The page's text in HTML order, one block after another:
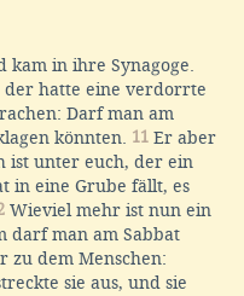
in ihre Synagoge.
der hatte eine verdorrte
Darf man am
könnten. 11 Er aber
ist unter euch, der ein
in eine Grube fällt, es
Wieviel mehr ist nun ein
darf man am Sabbat
zu dem Menschen:
sie aus, und sie